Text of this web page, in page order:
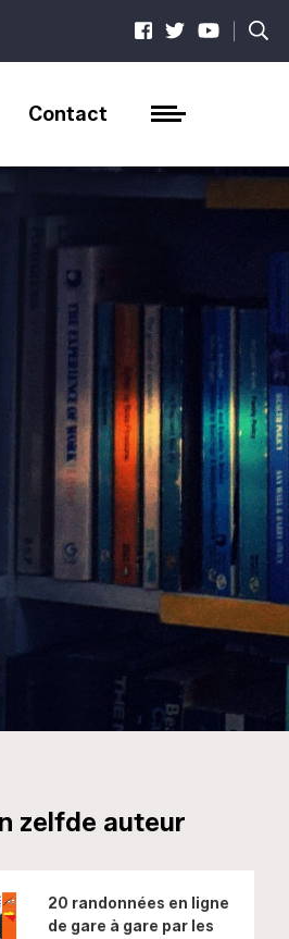
|
Contact
zelfde auteur
20 randonnées en ligne
de gare à gare par les